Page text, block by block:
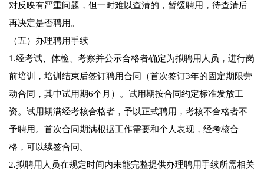
对反映有严重问题，但一时难以查清的，暂缓聘用，待查清后
再决定是否聘用。
（五）办理聘用手续
1.经考试、体检、考察并公示合格者确定为拟聘用人员，进行岗
前培训，培训结束后签订聘用合同（首次签订3年的固定期限劳
动合同，其中试用期6个月）。试用期按合同约定标准发放工
资。试用期满经考核合格者，予以正式聘用，考核不合格者不
予聘用。首次合同期满根据工作需要和个人表现，经考核合
格，可以续签合同。
2.拟聘用人员在规定时间内未能完整提供办理聘用手续所需相关